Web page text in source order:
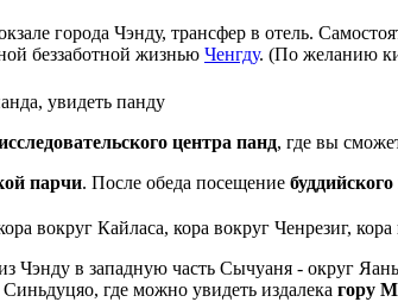
города Чэнду, трансфер в отель.
беззаботной жизнью Ченгду. (По желанию
центра панд, где вы
парчи. После обеда посещение
Чэнду в западную часть Сычуаня - округ
где можно увидеть издалека гору